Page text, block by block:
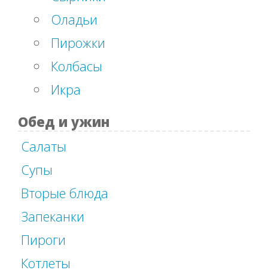
Оладьи
Пирожки
Колбасы
Икра
Обед и ужин
Салаты
Супы
Вторые блюда
Запеканки
Пироги
Котлеты